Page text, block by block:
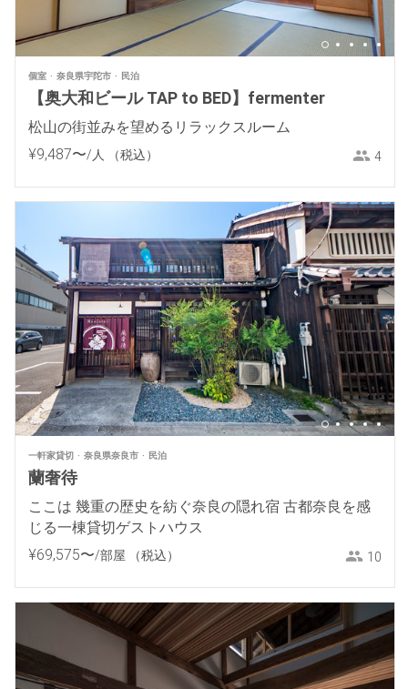
個室 奈良県宇陀市 民泊
【奥大和ビール TAP to BED】fermenter
松山の街並みを望めるリラックスルーム
¥9,487〜/人 （税込） 4
一軒家貸切 奈良県奈良市 民泊
蘭奢待
ここは 幾重の歴史を紡ぐ奈良の隠れ宿 古都奈良を感
じる一棟貸切ゲストハウス
¥69,575〜/部屋 （税込） 10